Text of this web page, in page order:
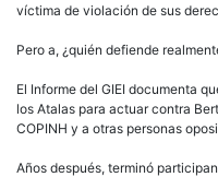
víctima de violación de sus
Pero a, ¿quién defiende
El Informe del GIEI documenta
los Atalas para actuar contra
COPINH y a otras personas
Años después, terminó